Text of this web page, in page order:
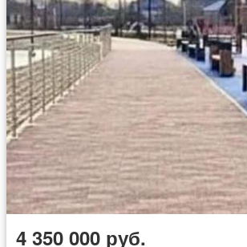
4 350 000 руб.